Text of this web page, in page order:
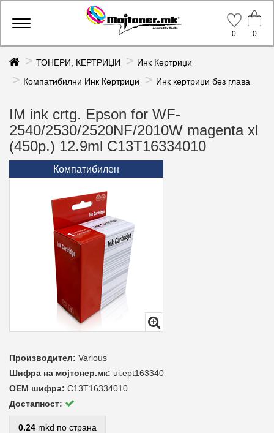
Toggle
0
0
ТОНЕРИ, КЕРТРИЏИ
Инк Кертриџи
Компатибилни Инк Кертриџи
Инк кертриџи без глава
IM ink crtg. Epson for WF-
2540/2530/2520NF/2010W magenta xl
(450p.) 12.9ml C13T16334010
Компатибилен
Производител: Various
Шифра на мојтонер.мк: ui.ept163340
ОЕМ шифра: C13T16334010
Достапност:
0.24 mkd по страна